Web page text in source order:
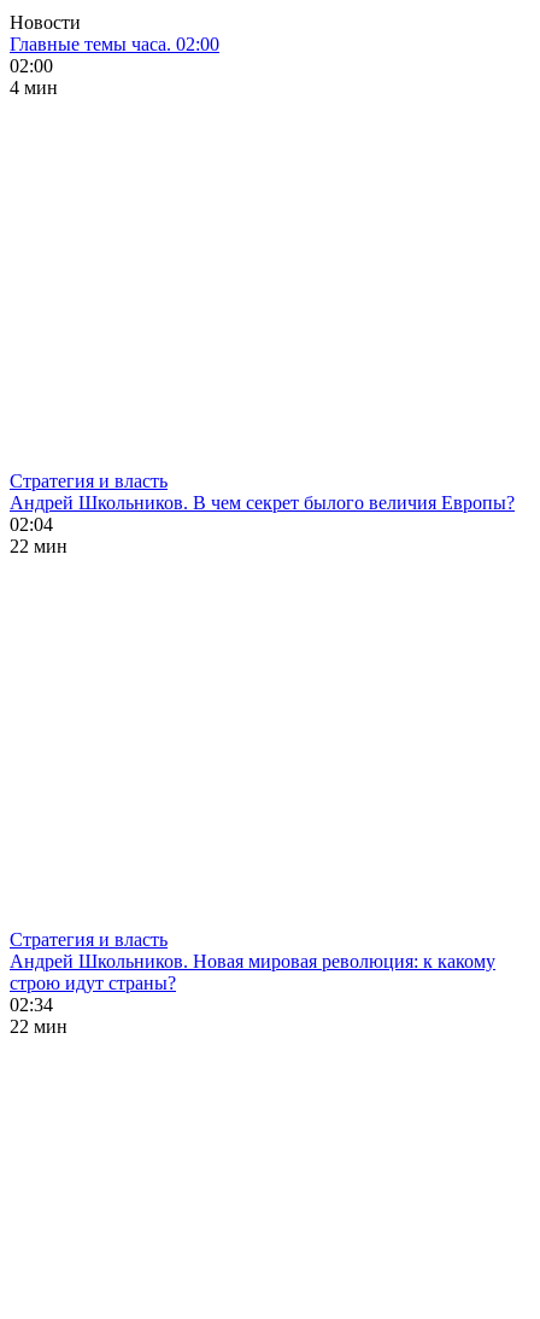
Новости
Главные темы часа. 02:00
02:00
4 мин
Стратегия и власть
Андрей Школьников. В чем секрет былого величия Европы?
02:04
22 мин
Стратегия и власть
Андрей Школьников. Новая мировая революция: к какому
строю идут страны?
02:34
22 мин